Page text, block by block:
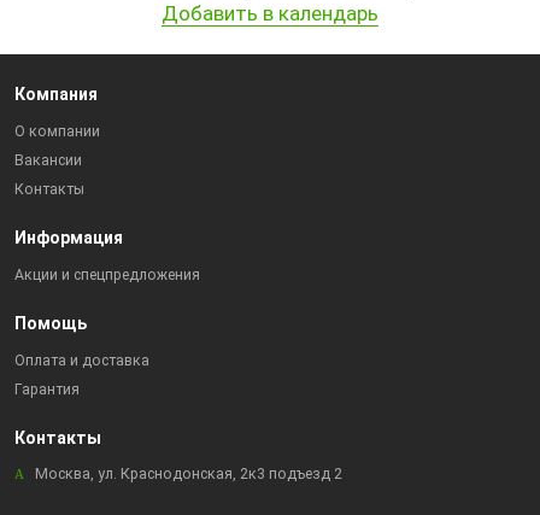
Добавить в календарь
Компания
О компании
Вакансии
Контакты
Информация
Акции и спецпредложения
Помощь
Оплата и доставка
Гарантия
Контакты
Москва, ул. Краснодонская, 2к3 подъезд 2